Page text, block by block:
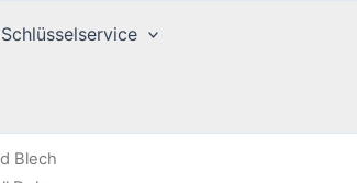
Schlüsselservice
Blech